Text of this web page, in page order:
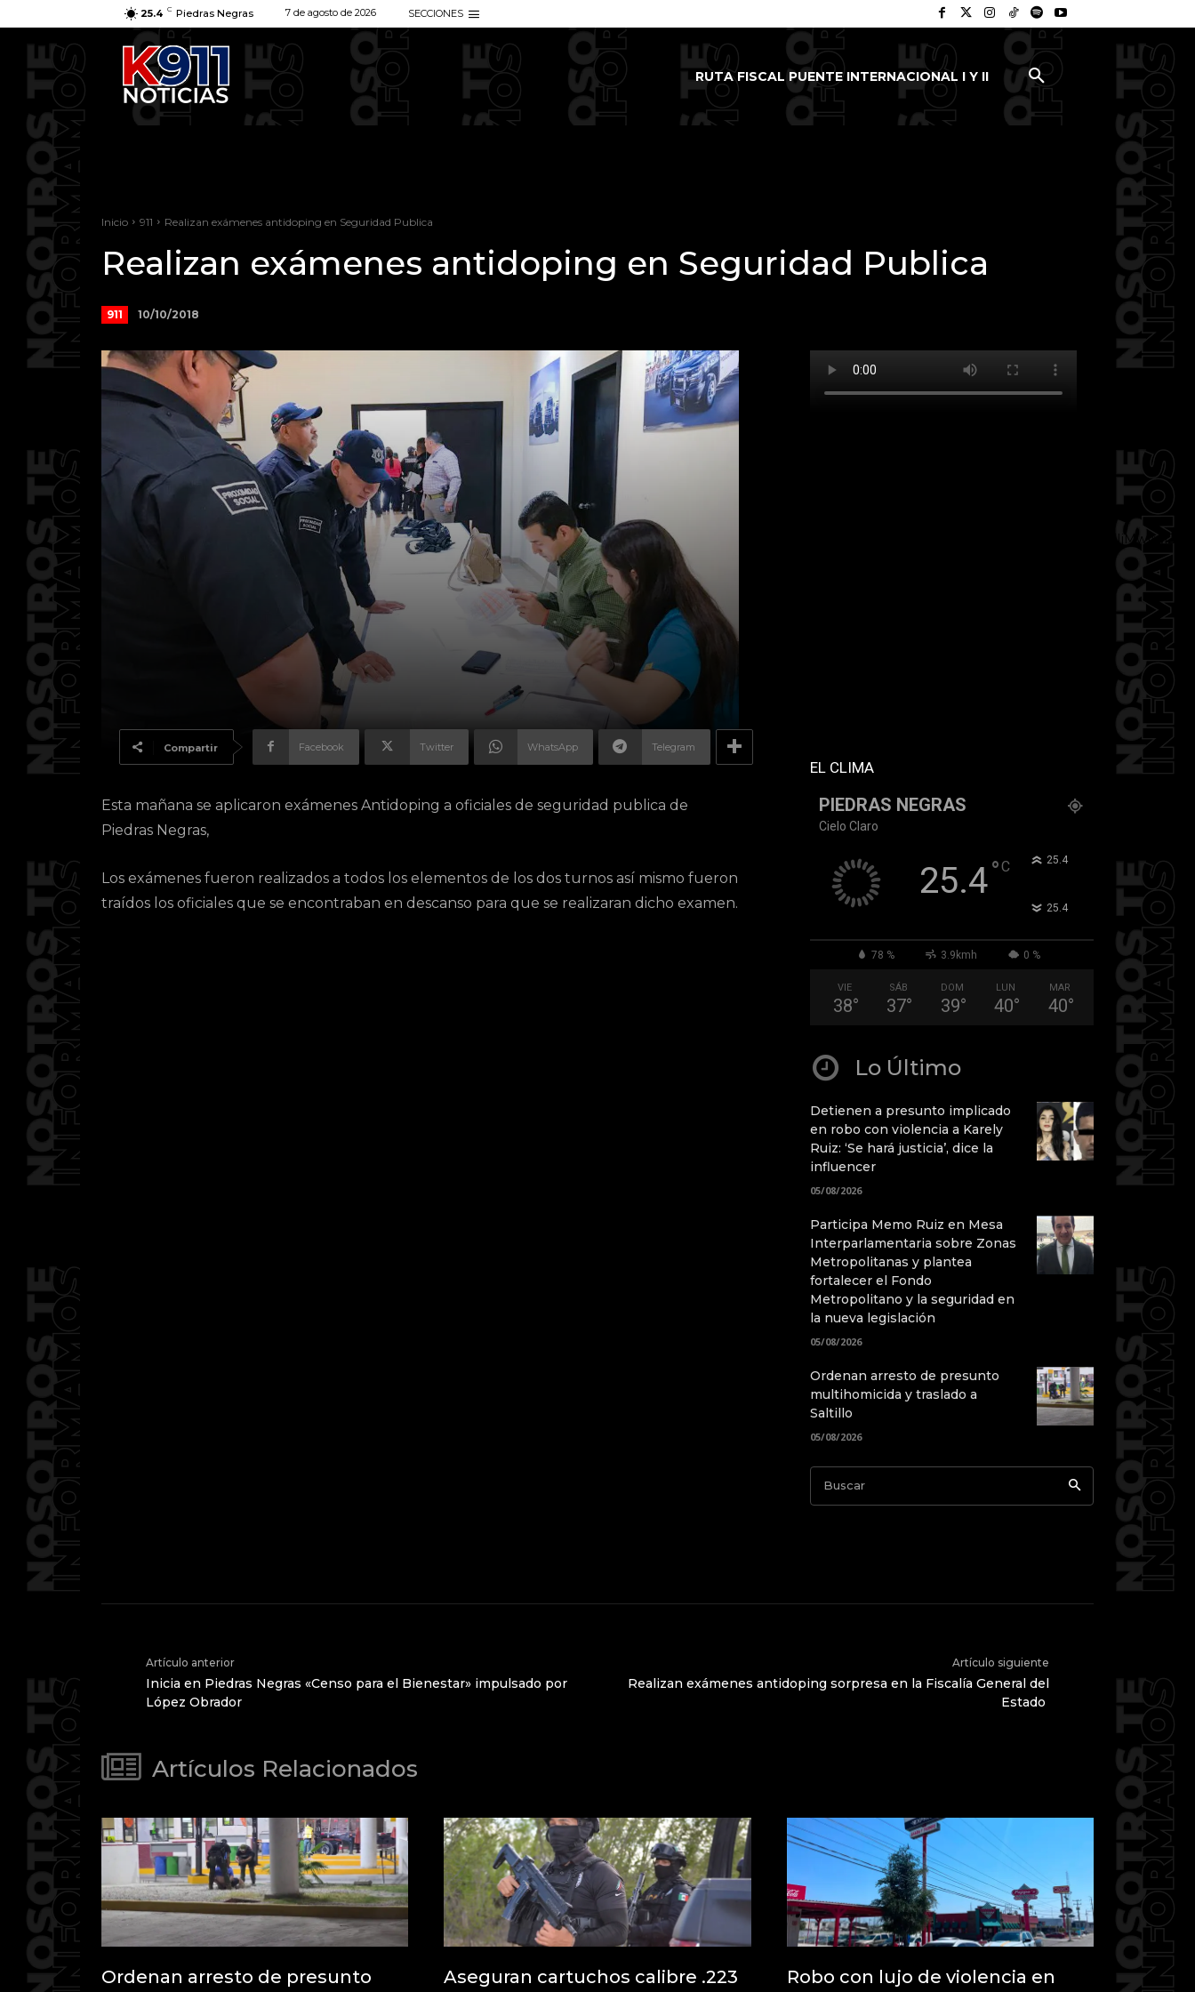
25.4 C Piedras Negras 7 de agosto de 2026 SECCIONES
RUTA FISCAL PUENTE INTERNACIONAL I Y II
Inicio 911 Realizan exámenes antidoping en Seguridad Publica
Realizan exámenes antidoping en Seguridad Publica
911 10/10/2018
Compartir Facebook Twitter WhatsApp Telegram
Esta mañana se aplicaron exámenes Antidoping a oficiales de seguridad publica de
Piedras Negras,
Los exámenes fueron realizados a todos los elementos de los dos turnos así mismo fueron
traídos los oficiales que se encontraban en descanso para que se realizaran dicho examen.
EL CLIMA
PIEDRAS NEGRAS
Cielo Claro
25.4°C 25.4
25.4
78 % 3.9kmh 0 %
VIE
38°
SÁB
37°
DOM
39°
LUN
40°
MAR
40°
Lo Último
Detienen a presunto implicado
en robo con violencia a Karely
Ruiz: ‘Se hará justicia’, dice la
influencer
05/08/2026
Participa Memo Ruiz en Mesa
Interparlamentaria sobre Zonas
Metropolitanas y plantea
fortalecer el Fondo
Metropolitano y la seguridad en
la nueva legislación
05/08/2026
Ordenan arresto de presunto
multihomicida y traslado a
Saltillo
05/08/2026
Buscar
Artículo anterior
Inicia en Piedras Negras «Censo para el Bienestar» impulsado por
López Obrador
Artículo siguiente
Realizan exámenes antidoping sorpresa en la Fiscalía General del
Estado
Artículos Relacionados
Ordenan arresto de presunto
Aseguran cartuchos calibre .223
Robo con lujo de violencia en